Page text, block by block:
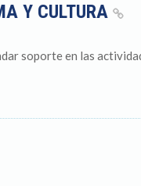
Y CULTURA
soporte en las